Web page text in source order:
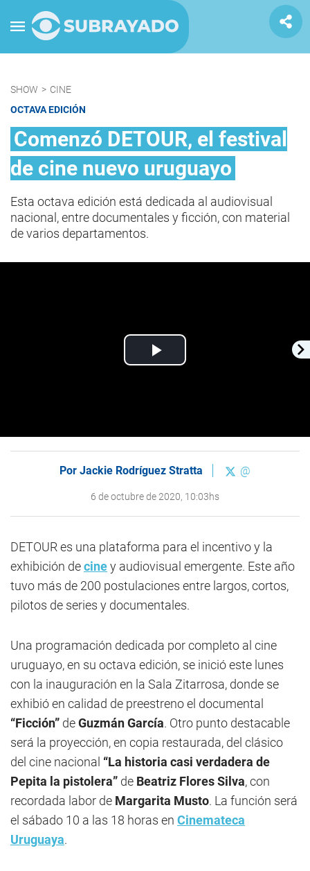
SHOW > CINE
OCTAVA EDICIÓN
Comenzó DETOUR, el festival
de cine nuevo uruguayo
Esta octava edición está dedicada al audiovisual
nacional, entre documentales y ficción, con material
de varios departamentos.
Play
Por Jackie Rodríguez Stratta @
6 de octubre de 2020, 10:03hs
DETOUR es una plataforma para el incentivo y la
exhibición deciney audiovisual emergente. Este año
tuvo más de 200 postulaciones entre largos, cortos,
pilotos de series y documentales.
Una programación dedicada por completo al cine
uruguayo, en su octava edición, se inició este lunes
con la inauguración en la Sala Zitarrosa, donde se
exhibió en calidad de preestreno el documental
“Ficción” deGuzmán García. Otro punto destacable
será la proyección, en copia restaurada, del clásico
del cine nacional “La historia casi verdadera de
Pepita la pistolera” de Beatriz Flores Silva, con
recordada labor de Margarita Musto. La función será
el sábado 10 a las 18 horas en Cinemateca
Uruguaya.